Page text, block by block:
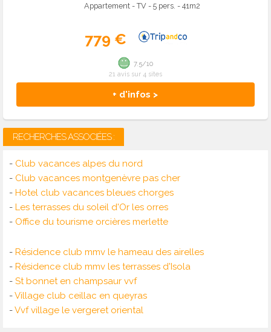
Appartement - TV - 5 pers. - 41m2
779 €
+ d'infos >
7.5/10
21 avis sur 4 sites
RECHERCHES ASSOCIÉES :
- Club vacances alpes du nord
- Club vacances montgenèvre pas cher
- Hotel club vacances bleues chorges
- Les terrasses du soleil d'Or les orres
- Office du tourisme orcières merlette
- Résidence club mmv le hameau des airelles
- Résidence club mmv les terrasses d'Isola
- St bonnet en champsaur vvf
-Village club ceillac en queyras
-Vvf village le vergeret oriental